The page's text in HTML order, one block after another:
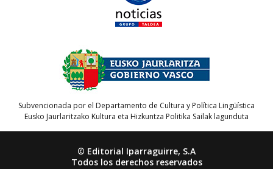
Subvencionada por el Departamento de Cultura y Política Lingüística
Eusko Jaurlaritzako Kultura eta Hizkuntza Politika Sailak lagunduta
© Editorial Iparraguirre, S.A
Todos los derechos reservados